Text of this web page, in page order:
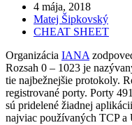
4 mája, 2018
Matej Šipkovský
CHEAT SHEET
Organizácia IANA
Rozsah 0 – 1023 je
tie najbežnejšie protokoly.
registrované porty. Porty
sú pridelené žiadnej
najviac používaných TCP a